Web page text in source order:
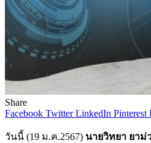
Share
Facebook Twitter LinkedIn Pinterest
วันนี้ (19 ม.ค.2567) นายวิทยา ยาม่